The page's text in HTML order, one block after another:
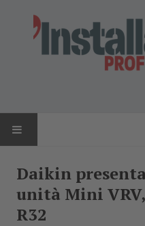
NEWS
Daikin
unità Mini
R32